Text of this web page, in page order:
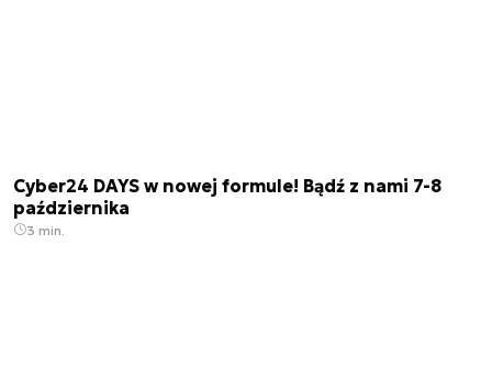
Cyber24 DAYS w nowej formule! Bądź z nami 7-8
października
3 min.